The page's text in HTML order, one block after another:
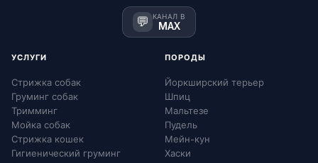
💬 КАНАЛ В
MAX
УСЛУГИ
Стрижка собак
Груминг собак
Тримминг
Мойка собак
Стрижка кошек
Гигиенический груминг
ПОРОДЫ
Йоркширский терьер
Шпиц
Мальтезе
Пудель
Мейн-кун
Хаски